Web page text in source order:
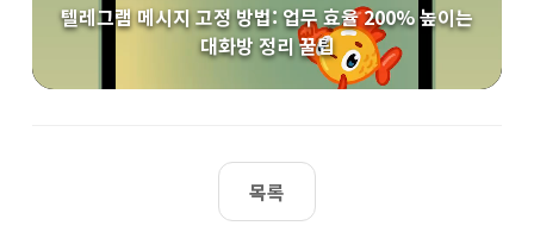
텔레그램 메시지 고정 방법: 업무 효율 200% 높이는
대화방 정리 꿀팁
목록